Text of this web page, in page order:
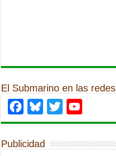
El Submarino en las redes
Facebook
Bluesky
Twitter
Publicidad